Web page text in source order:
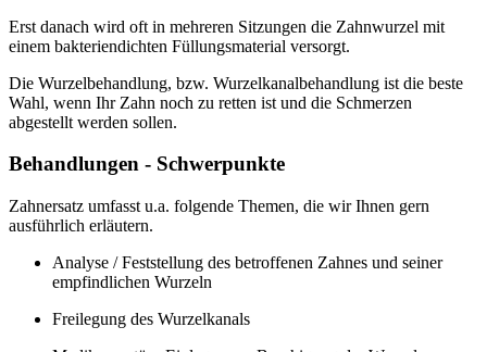
Erst danach wird oft in mehreren Sitzungen die Zahnwurzel mit
einem bakteriendichten Füllungsmaterial versorgt.
Die Wurzelbehandlung, bzw. Wurzelkanalbehandlung ist die beste
Wahl, wenn Ihr Zahn noch zu retten ist und die Schmerzen
abgestellt werden sollen.
Behandlungen - Schwerpunkte
Zahnersatz umfasst u.a. folgende Themen, die wir Ihnen gern
ausführlich erläutern.
Analyse / Feststellung des betroffenen Zahnes und seiner
empfindlichen Wurzeln
Freilegung des Wurzelkanals